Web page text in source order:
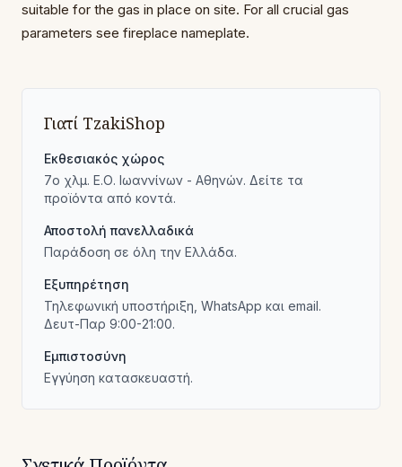
suitable for the gas in place on site. For all crucial gas
parameters see fireplace nameplate.
Γιατί TzakiShop
Εκθεσιακός χώρος
7ο χλμ. Ε.Ο. Ιωαννίνων - Αθηνών. Δείτε τα
προϊόντα από κοντά.
Αποστολή πανελλαδικά
Παράδοση σε όλη την Ελλάδα.
Εξυπηρέτηση
Τηλεφωνική υποστήριξη, WhatsApp και email.
Δευτ-Παρ 9:00-21:00.
Εμπιστοσύνη
Εγγύηση κατασκευαστή.